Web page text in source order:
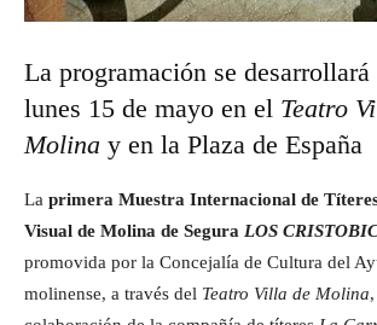
La programación se desarrollará
lunes 15 de mayo en el Teatro
Molina y en la Plaza de España
La primera Muestra Internacional de
Visual de Molina de Segura LOS
promovida por la Concejalía de Cultura del
molinense, a través del Teatro Villa de Molina